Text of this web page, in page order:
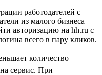
работодателей с
из малого бизнеса
авторизацию на hh.ru с
всего в пару кликов.
количество
сервис. При